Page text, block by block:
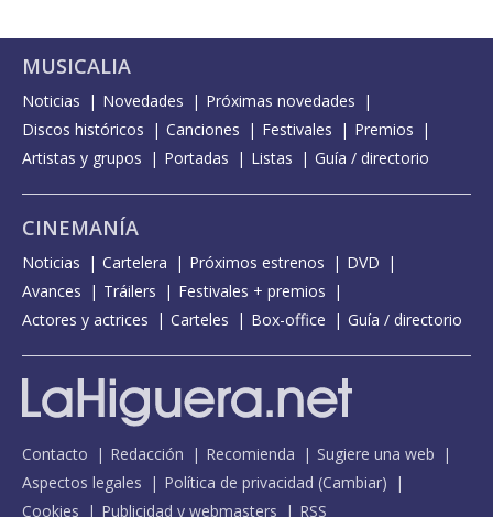
MUSICALIA
Noticias Novedades
Próximas novedades
Discos históricos
Canciones Festivales
Premios
Artistas y grupos
Portadas Listas Guía / directorio
CINEMANÍA
Noticias Cartelera Próximos estrenos
DVD
Avances
Tráilers
Festivales + premios
Actores y actrices
Carteles Box-office Guía / directorio
Contacto Redacción Recomienda
Sugiere una web
Aspectos legales
Política de privacidad (Cambiar)
Cookies
Publicidad y webmasters RSS